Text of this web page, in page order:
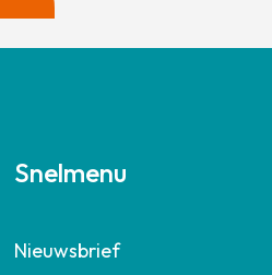
Snelmenu
Nieuwsbrief